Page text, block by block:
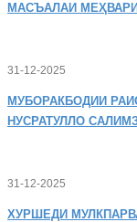
МАСЪАЛАИ
31-12-2025
МУБОРАКБОДИИ
НУСРАТУЛЛО
31-12-2025
ХУРШЕДИ